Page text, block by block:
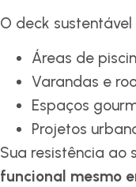
O deck
Áreas de
Varandas e
Espaços
Projetos
Sua resistência ao
funcional mesmo